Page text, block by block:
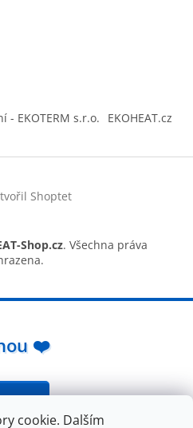
cookie. Dalším
- EKOTERM s.r.o. EKOHEAT.cz
Shoptet
Shop.cz. Všechna práva
❤️